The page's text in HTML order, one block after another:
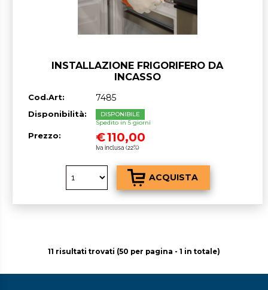
INSTALLAZIONE FRIGORIFERO DA
INCASSO
Cod.Art: 7485
Disponibilità:
DISPONIBILE
Spedito in 5 giorni
Prezzo: €110,00
Iva inclusa (22%)
11 risultati trovati (50 per pagina - 1 in totale)